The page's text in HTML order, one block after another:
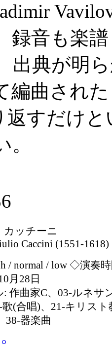
録音も楽
出典が明
編曲され
返すだけ
カッチーニ
(1551-1618)
/ normal / low ◇演奏時
月28日
作曲家C、03-ルネサ
歌(合唱)、21-キリス
38-器楽曲